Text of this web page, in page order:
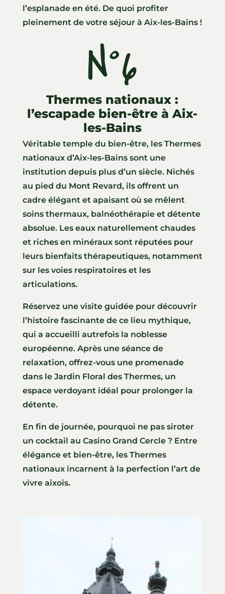
l’esplanade en été. De quoi profiter
pleinement de votre séjour à Aix-les-Bains !
N°6
Thermes nationaux :
l’escapade bien-être à Aix-
les-Bains
Véritable temple du bien-être, les Thermes
nationaux d’Aix-les-Bains sont une
institution depuis plus d’un siècle. Nichés
au pied du Mont Revard, ils offrent un
cadre élégant et apaisant où se mêlent
soins thermaux, balnéothérapie et détente
absolue. Les eaux naturellement chaudes
et riches en minéraux sont réputées pour
leurs bienfaits thérapeutiques, notamment
sur les voies respiratoires et les
articulations.
Réservez une visite guidée pour découvrir
l’histoire fascinante de ce lieu mythique,
qui a accueilli autrefois la noblesse
européenne. Après une séance de
relaxation, offrez-vous une promenade
dans le Jardin Floral des Thermes, un
espace verdoyant idéal pour prolonger la
détente.
En fin de journée, pourquoi ne pas siroter
un cocktail au Casino Grand Cercle ? Entre
élégance et bien-être, les Thermes
nationaux incarnent à la perfection l’art de
vivre aixois.